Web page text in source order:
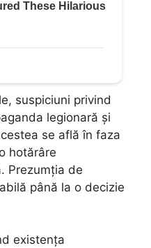
suspiciuni privind
legionară și
se află în faza
hotărâre
Prezumția de
până la o decizie
existența